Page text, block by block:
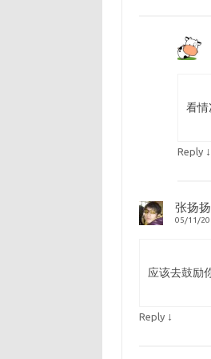
看情
Reply ↓
张扬扬
05/11/
应该去鼓励
Reply ↓